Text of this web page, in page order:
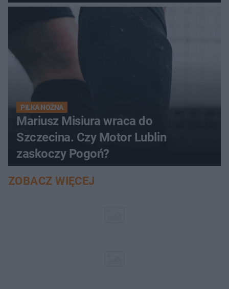
PIŁKA NOŻNA
Mariusz Misiura wraca do
Szczecina. Czy Motor Lublin
zaskoczy Pogoń?
ZOBACZ WIĘCEJ